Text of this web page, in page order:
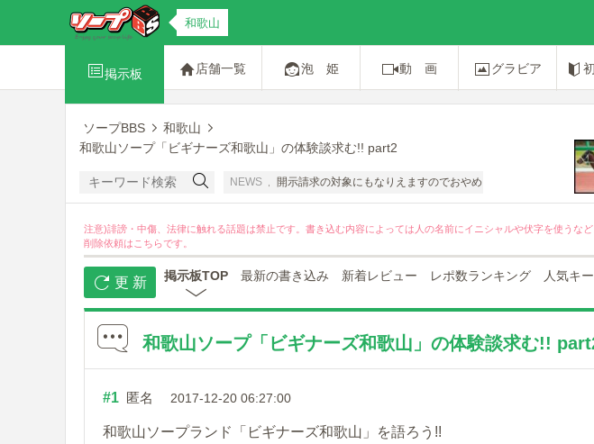
和歌山
掲示板 店舗一覧 泡 姫 動 画 グラビア
ソープBBS
和歌山
和歌山ソープ「ビギナーズ和歌山」の体験談求む!! part2
NEWS
の名誉感情を害する書き込みは禁止です。開示請求の対象にもなりえますのでおやめください。
注意)誹謗・中傷、法律に触れる話題は禁止です。書き込む内容によっては人の名前にイニシャルや伏字を使うなど
削除依頼は こちらです。
更 新 掲示板TOP 最新の書き込み 新着レビュー レポ数ランキング 人気キ
和歌山ソープ「ビギナーズ和歌山」の体験談求む!!
#1 匿名 2017-12-20 06:27:00
和歌山ソープランド「ビギナーズ和歌山」を語ろう!!